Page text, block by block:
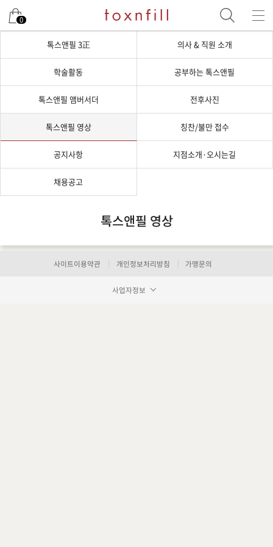
0
톡스앤필 3正 의사 & 직원 소개
학술활동 공부하는 톡스앤필
톡스앤필 앰버서더 전후사진
톡스앤필 영상 칭찬/불만 접수
공지사항 지점소개·오시는길
채용공고
톡스앤필 영상
사이트이용약관 개인정보처리방침 가맹문의
사업자정보